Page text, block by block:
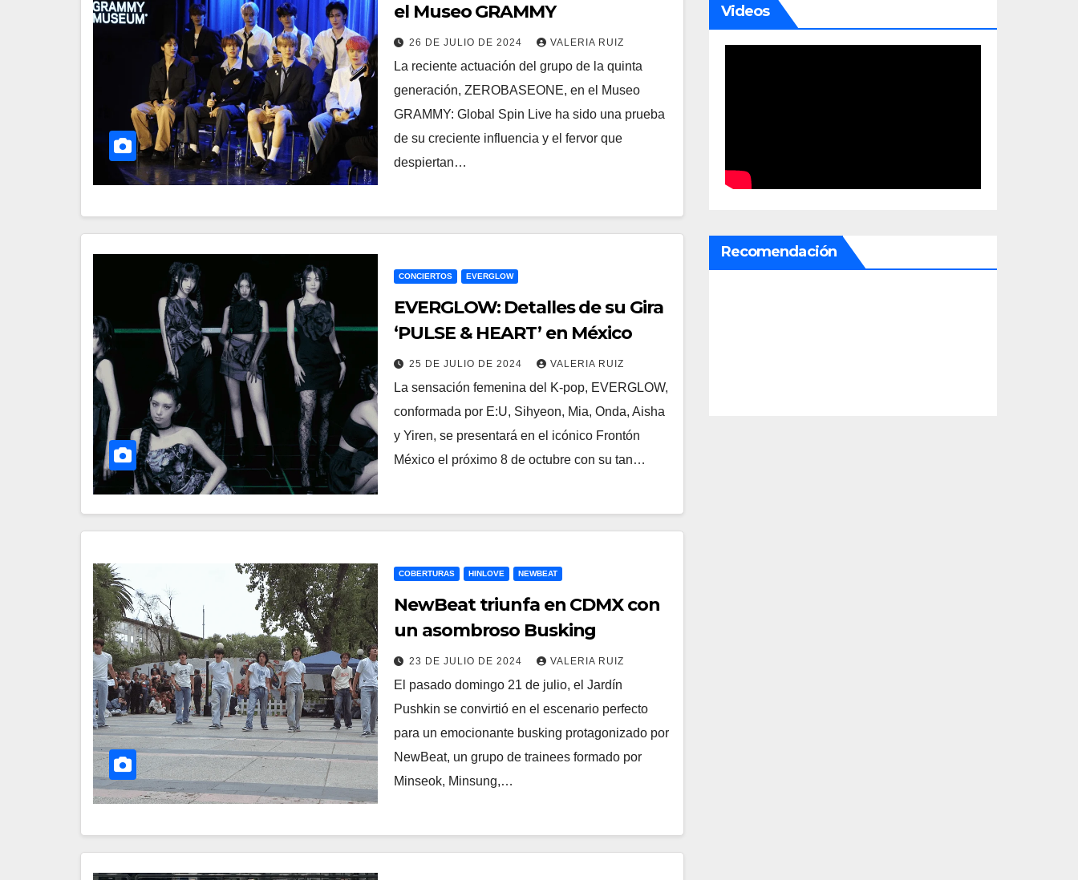
el Museo GRAMMY
26 DE JULIO DE 2024 VALERIA RUIZ
La reciente actuación del grupo de la quinta
generación, ZEROBASEONE, en el Museo
GRAMMY: Global Spin Live ha sido una prueba
de su creciente influencia y el fervor que
despiertan…
CONCIERTOS EVERGLOW
EVERGLOW: Detalles de su Gira
‘PULSE & HEART’ en México
25 DE JULIO DE 2024 VALERIA RUIZ
La sensación femenina del K-pop, EVERGLOW,
conformada por E:U, Sihyeon, Mia, Onda, Aisha
y Yiren, se presentará en el icónico Frontón
México el próximo 8 de octubre con su tan…
COBERTURAS HINLOVE NEWBEAT
NewBeat triunfa en CDMX con
un asombroso Busking
23 DE JULIO DE 2024 VALERIA RUIZ
El pasado domingo 21 de julio, el Jardín
Pushkin se convirtió en el escenario perfecto
para un emocionante busking protagonizado por
NewBeat, un grupo de trainees formado por
Minseok, Minsung,…
Videos
Recomendación